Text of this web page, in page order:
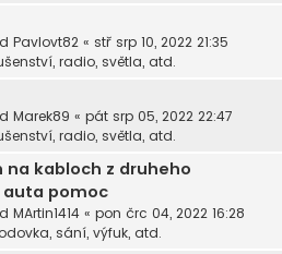
Pavlovt82 « stř srp 10, 2022 21:35
radio, světla, atd.
Marek89 « pát srp 05, 2022 22:47
radio, světla, atd.
kabloch z druheho
pomoc
MArtin1414 « pon črc 04, 2022 16:28
sání, výfuk, atd.